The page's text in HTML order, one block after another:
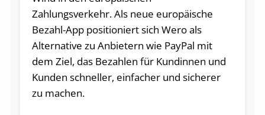
Zahlungsverkehr. Als neue europäische
Bezahl-App positioniert sich Wero als
Alternative zu Anbietern wie PayPal mit
dem Ziel, das Bezahlen für Kundinnen und
Kunden schneller, einfacher und sicherer
zu machen.